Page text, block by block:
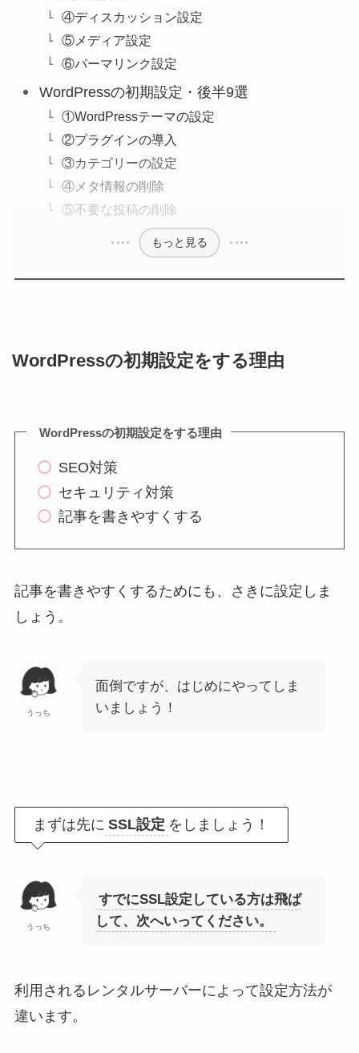
④ディスカッション設定
⑤メディア設定
⑥パーマリンク設定
WordPressの初期設定・後半9選
①WordPressテーマの設定
②プラグインの導入
③カテゴリーの設定
④メタ情報の削除
⑤不要な投稿の削除
もっと見る
WordPressの初期設定をする理由
WordPressの初期設定をする理由
SEO対策
セキュリティ対策
記事を書きやすくする
記事を書きやすくするためにも、さきに設定しま
しょう。
うっち
面倒ですが、はじめにやってしま
いましょう！
まずは先に SSL設定 をしましょう！
うっち
すでにSSL設定している方は飛ば
して、次へいってください。
利用されるレンタルサーバーによって設定方法が
違います。